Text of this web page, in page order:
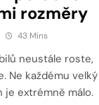
rozměry
43 Mins
neustále roste,
Ne každému velký
je extrémně málo.